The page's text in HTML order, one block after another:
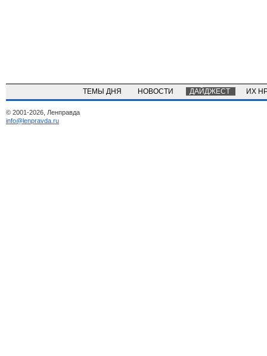
ТЕМЫ ДНЯ НОВОСТИ ДАЙДЖЕСТ ИХ
© 2001-2026, Ленправда
info@lenpravda.ru